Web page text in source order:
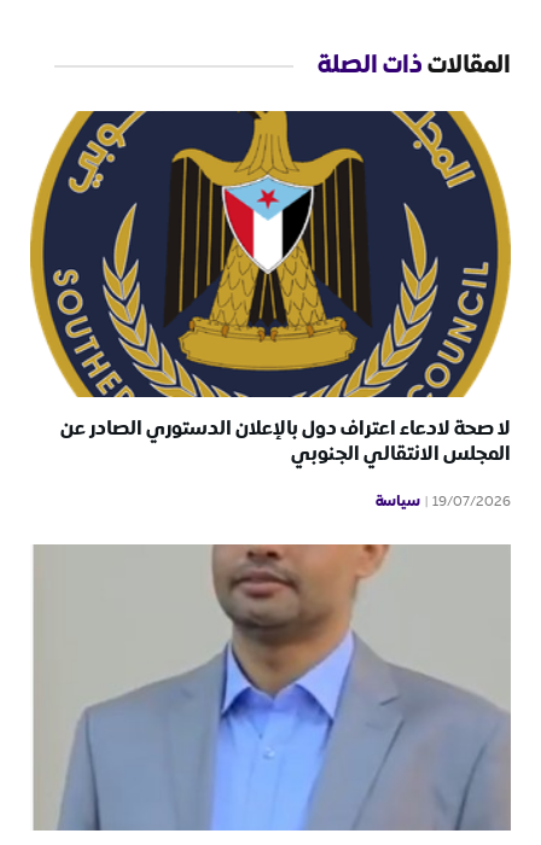
المقالاتذات الصلة
لا صحة لادعاء اعتراف دول بالإعلان الدستوري الصادر عن
المجلس الانتقالي الجنوبي
19/07/2026 سياسة